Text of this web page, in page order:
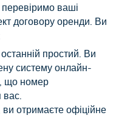
ваші
договору оренди. Ви
простий. Ви
систему онлайн-
що номер
вас.
отримаєте офіційне